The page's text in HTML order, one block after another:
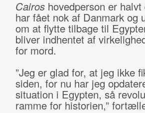
Cairoshovedperson er halvt
har fået nok af Danmark og
om at flytte tilbage til
bliver indhentet af
for mord.
”Jeg er glad for, at jeg ikke
siden, for nu har jeg
situation i Egypten, så
ramme for historien,”